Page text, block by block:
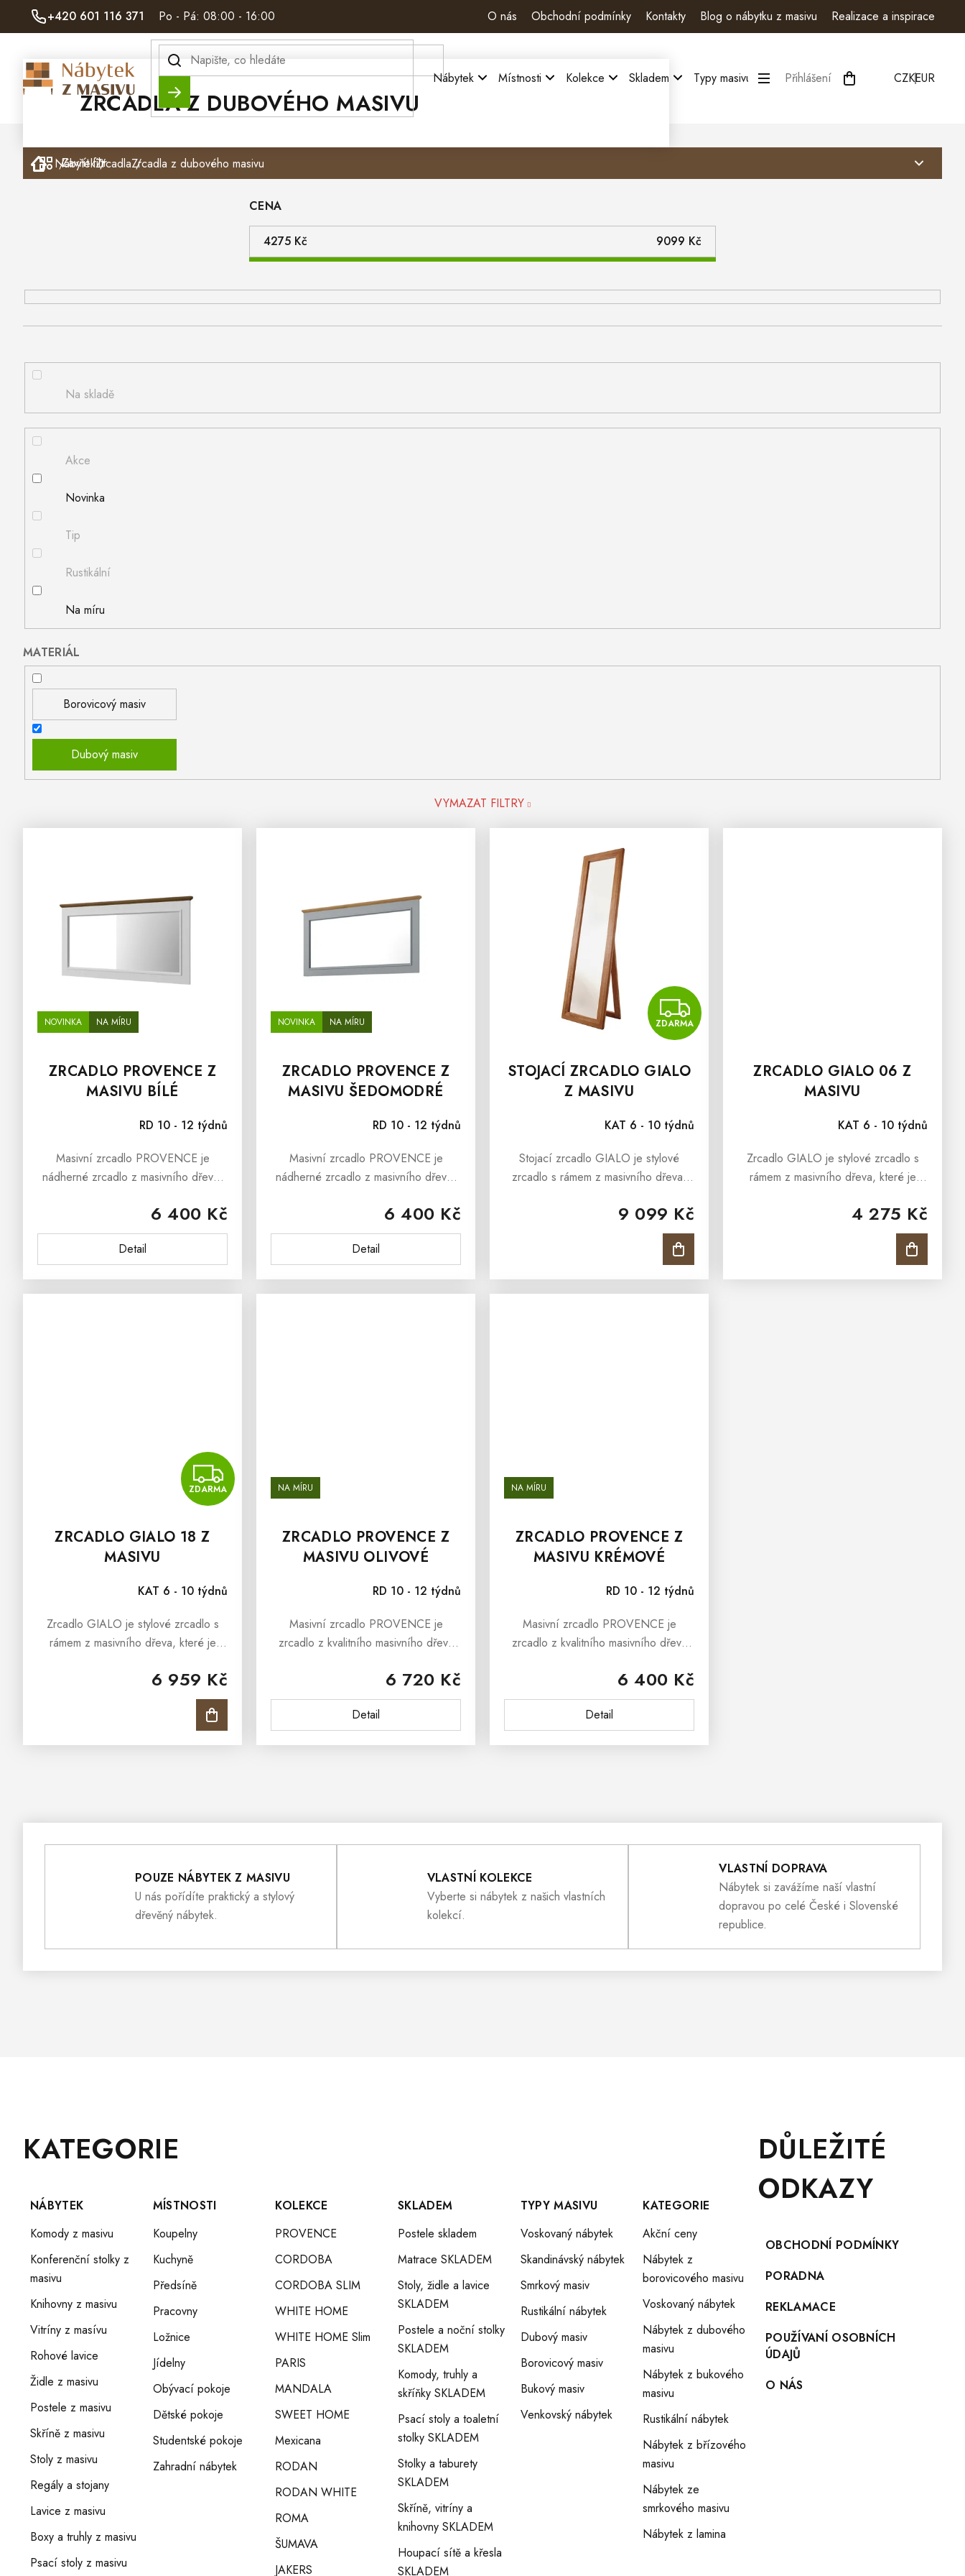
+420 601 116 371 Po - Pá: 08:00 - 16:00 O nás Obchodní podmínky Kontakty Blog o nábytku z masivu Realizace a inspirace
Hledat Nábytek Místnosti Kolekce Skladem Typy masivu Kategorie Moje objednávka
Přihlášení CZKEUR
DomůNábytekZrcadlaZrcadla z dubového masivu
ZRCADLA Z DUBOVÉHO MASIVU
Zavřít filtr
CENA
4275 Kč 9099 Kč
Na skladě
Akce
Novinka
Tip
Rustikální
Na míru
MATERIÁL
Borovicový masiv
Dubový masiv
VYMAZAT FILTRY
V
NOVINKA NA MÍRU
ZRCADLO PROVENCE Z
MASIVU BÍLÉ
RD 10 - 12 týdnů
6 400 Kč
Detail
Masivní zrcadlo PROVENCE je
nádherné zrcadlo z masivního dřeva,
francouzského venkova Provence.
Masivní zrcadlo PROVENCE je
vyrobena z...
NOVINKA NA MÍRU
ZRCADLO PROVENCE Z
MASIVU ŠEDOMODRÉ
RD 10 - 12 týdnů
6 400 Kč
Detail
Masivní zrcadlo PROVENCE je
nádherné zrcadlo z masivního dřeva,
francouzského venkova Provence.
Masivní zrcadlo PROVENCE je
vyrobena z...
ZDARMA
ZDARMA
STOJACÍ ZRCADLO GIALO
Z MASIVU
KAT 6 - 10 týdnů
9 099 Kč
Stojací zrcadlo GIALO je stylové
zrcadlo s rámem z masivního dřeva,
pokoje, předsíně nebo ložnice.
Interiéry obohatí, oslní a dodá...
ZRCADLO GIALO 06 Z
MASIVU
KAT 6 - 10 týdnů
4 275 Kč
Zrcadlo GIALO je stylové zrcadlo s
rámem z masivního dřeva, které je
předsíně nebo ložnice. Interiéry
obohatí, oslní a dodá jim ten...
ZDARMA
ZDARMA
ZRCADLO GIALO 18 Z
MASIVU
KAT 6 - 10 týdnů
6 959 Kč
Zrcadlo GIALO je stylové zrcadlo s
rámem z masivního dřeva, které je
předsíně nebo ložnice. Interiéry
obohatí, oslní a dodá jim ten...
NA MÍRU
ZRCADLO PROVENCE Z
MASIVU OLIVOVÉ
RD 10 - 12 týdnů
6 720 Kč
Detail
Masivní zrcadlo PROVENCE je
zrcadlo z kvalitního masivního dřeva
provensálského venkova. Masivní
zrcadlo PROVENCE je vyrobeno...
NA MÍRU
ZRCADLO PROVENCE Z
MASIVU KRÉMOVÉ
RD 10 - 12 týdnů
6 400 Kč
Detail
Masivní zrcadlo PROVENCE je
zrcadlo z kvalitního masivního dřeva
provensálského venkova. Masivní
zrcadlo PROVENCE je vyrobeno z
masivního...
V
L
Á
A
Y
V
Ý
I
POUZE NÁBYTEK Z MASIVU
U nás pořídíte praktický a stylový
dřevěný nábytek.
VLASTNÍ KOLEKCE
Vyberte si nábytek z našich vlastních
kolekcí.
VLASTNÍ DOPRAVA
Nábytek si zavážíme naší vlastní
dopravou po celé České i Slovenské
republice.
Přeskočit
kategorie
KATEGORIE
NÁBYTEK
Komody z masivu
Konferenční stolky z
masivu
Knihovny z masivu
Vitríny z masívu
Rohové lavice
Židle z masivu
Postele z masivu
Skříně z masivu
Stoly z masivu
Regály a stojany
Lavice z masivu
Boxy a truhly z masivu
Psací stoly z masivu
MÍSTNOSTI
Koupelny
Kuchyně
Předsíně
Pracovny
Ložnice
Jídelny
Obývací pokoje
Dětské pokoje
Studentské pokoje
Zahradní nábytek
KOLEKCE
PROVENCE
CORDOBA
CORDOBA SLIM
WHITE HOME
WHITE HOME Slim
PARIS
MANDALA
SWEET HOME
Mexicana
RODAN
RODAN WHITE
ROMA
ŠUMAVA
JAKERS
SKLADEM
Postele skladem
Matrace SKLADEM
Stoly, židle a lavice
SKLADEM
Postele a noční stolky
SKLADEM
Komody, truhly a
skříňky SKLADEM
Psací stoly a toaletní
stolky SKLADEM
Stolky a taburety
SKLADEM
Skříně, vitríny a
knihovny SKLADEM
Houpací sítě a křesla
SKLADEM
TYPY MASIVU
Voskovaný nábytek
Skandinávský nábytek
Smrkový masiv
Rustikální nábytek
Dubový masiv
Borovicový masiv
Bukový masiv
Venkovský nábytek
KATEGORIE
Akční ceny
Nábytek z
borovicového masivu
Voskovaný nábytek
Nábytek z dubového
masivu
Nábytek z bukového
masivu
Rustikální nábytek
Nábytek z břízového
masivu
Nábytek ze
smrkového masivu
Nábytek z lamina
DŮLEŽITÉ
ODKAZY
OBCHODNÍ PODMÍNKY
PORADNA
REKLAMACE
POUŽÍVANÍ OSOBNÍCH
ÚDAJŮ
O NÁS